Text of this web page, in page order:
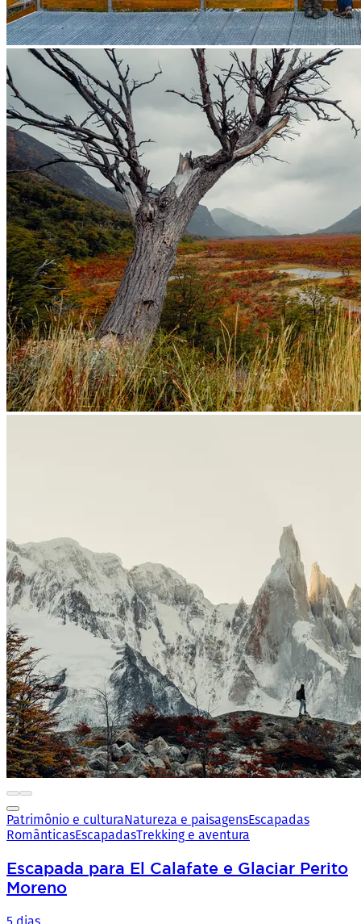
Patrimônio e culturaNatureza e paisagensEscapadas
RomânticasEscapadasTrekking e aventura
Escapada para El Calafate e Glaciar Perito
Moreno